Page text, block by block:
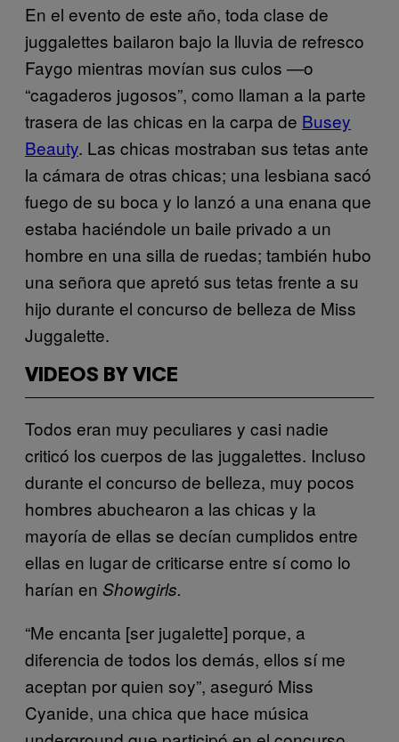
En el evento de este año, toda clase de
juggalettes bailaron bajo la lluvia de refresco
Faygo mientras movían sus culos —o
“cagaderos jugosos”, como llaman a la parte
trasera de las chicas en la carpa de Busey
Beauty. Las chicas mostraban sus tetas ante
la cámara de otras chicas; una lesbiana sacó
fuego de su boca y lo lanzó a una enana que
estaba haciéndole un baile privado a un
hombre en una silla de ruedas; también hubo
una señora que apretó sus tetas frente a su
hijo durante el concurso de belleza de Miss
Juggalette.
VIDEOS BY VICE
Todos eran muy peculiares y casi nadie
criticó los cuerpos de las juggalettes. Incluso
durante el concurso de belleza, muy pocos
hombres abuchearon a las chicas y la
mayoría de ellas se decían cumplidos entre
ellas en lugar de criticarse entre sí como lo
harían en Showgirls.
“Me encanta [ser jugalette] porque, a
diferencia de todos los demás, ellos sí me
aceptan por quien soy”, aseguró Miss
Cyanide, una chica que hace música